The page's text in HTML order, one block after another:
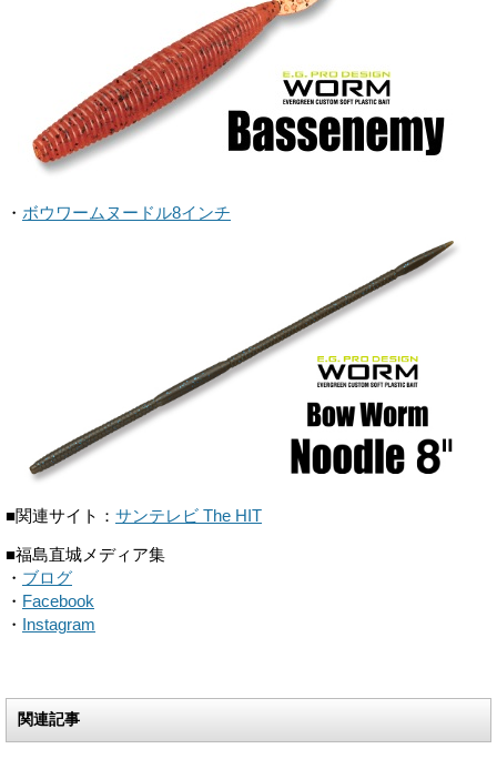
・ ボウワームヌードル8インチ
■関連サイト： サンテレビ The HIT
■福島直城メディア集
・ ブログ
・ Facebook
・
Instagram
関連記事